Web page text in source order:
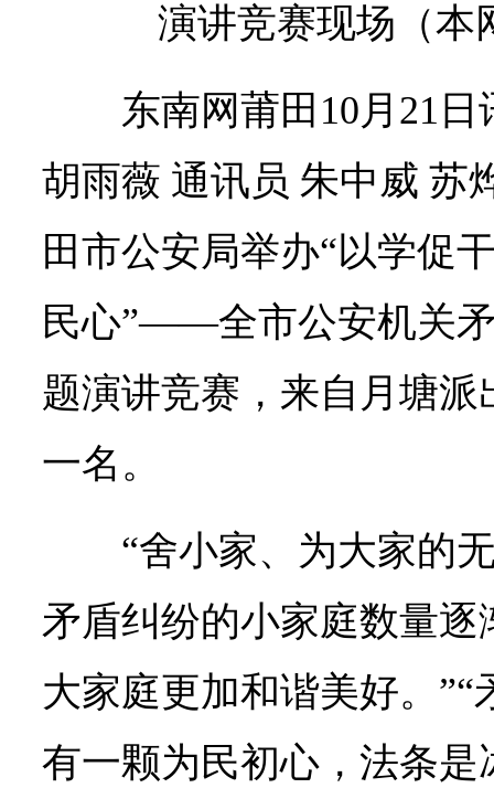
演讲竞赛现场（本
东南网莆田10月21
胡雨薇 通讯员 朱中威 苏
田市公安局举办“以学促
民心”——全市公安机关
题演讲竞赛，来自月塘
一名。
“舍小家、为大家的
矛盾纠纷的小家庭数量
大家庭更加和谐美好。
有一颗为民初心，法条